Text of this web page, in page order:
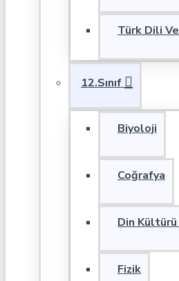
Türk Dili
12.Sınıf
Biyoloji
Coğrafya
Din
Fizik